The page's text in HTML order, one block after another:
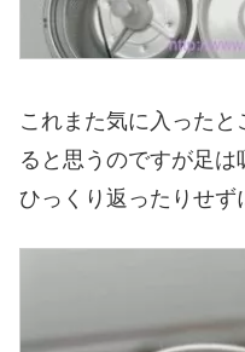
これまた気に入ったと
ると思うのですが足
ひっくり返ったりせず